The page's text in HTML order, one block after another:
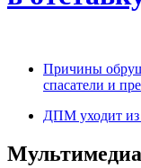
Причины
спасатели и
ДПМ уходит из
Мультимедиа